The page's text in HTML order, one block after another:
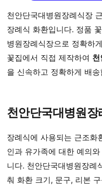
천안단국대병원장례식장
장례식 화환입니다. 정품
병원장례식장으로 정확하
꽃집에서 직접 제작하여
을 신속하고 정확하게 배송
천안단국대병원
장례식에 사용되는 근조화
인과 유가족에 대한 예의
니다. 천안단국대병원장례
춰 화환 크기, 문구, 리본